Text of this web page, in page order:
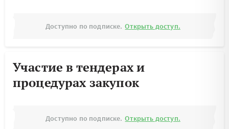
Доступно по подписке. Открыть доступ.
Участие в тендерах и
процедурах закупок
Доступно по подписке. Открыть доступ.